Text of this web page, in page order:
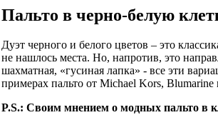
Пальто в черно-белую
Дуэт черного и белого цветов – это
не нашлось места. Но, напротив, это
шахматная, «гусиная лапка» - все эти
примерах пальто от Michael Kors,
P.S.: Своим мнением о модных пальто в